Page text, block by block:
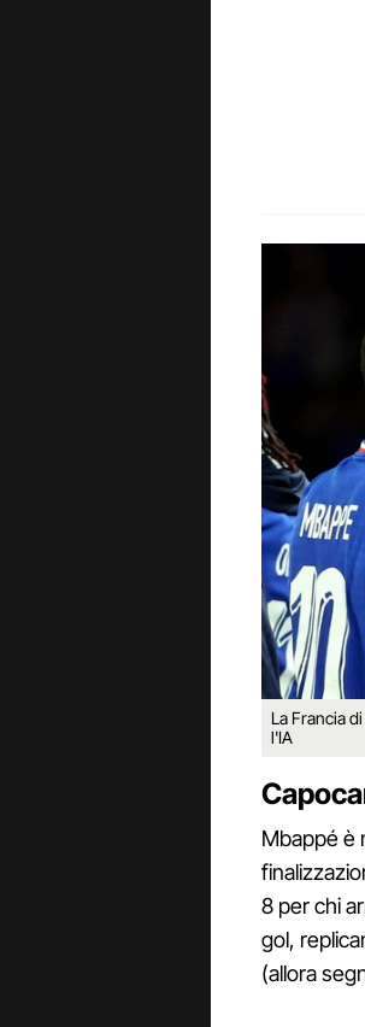
La Francia
l'IA
Mbappé è
8 per chi
gol,
(allora